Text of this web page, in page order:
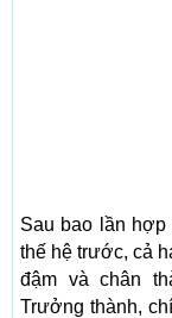
Sau bao lần
thế hệ trước, cả
đậm và chân
Trưởng thành,